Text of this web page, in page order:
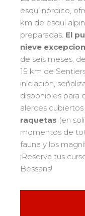
Saboya 83
Alta Saboya
Isère 17
Alpes del sur 33
Macizo Central
Pirineos 20
Jura 6
Vosgos
Córcega 1
Del Ourson a la
Todos los niveles
Performance
Pruebas de
Niños y
Para todos los riders
Bank
Les résultats par
Les résultats par
esquí nórdico,
km de esquí
preparadas. El
nieve
de seis meses,
15 km de
iniciación,
disponibles para
alerces
raquetas (en
momentos de
fauna y los
¡Reserva tus
Bessans!